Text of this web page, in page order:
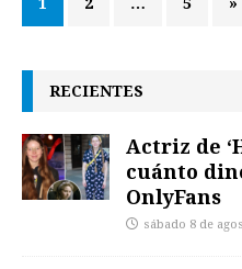
RECIENTES
Actriz de
cuánto
OnlyFans
sábado 8 de